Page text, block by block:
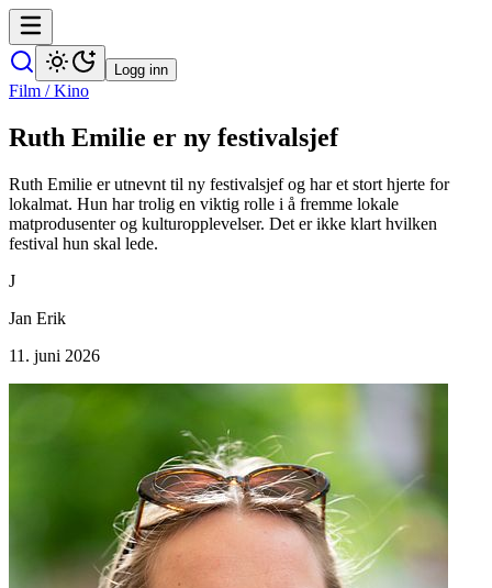
Logg inn
Film / Kino
Ruth Emilie er ny festivalsjef
Ruth Emilie er utnevnt til ny festivalsjef og har et stort hjerte for
lokalmat. Hun har trolig en viktig rolle i å fremme lokale
matprodusenter og kulturopplevelser. Det er ikke klart hvilken
festival hun skal lede.
J
Jan Erik
11. juni 2026